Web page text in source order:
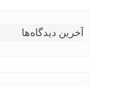
آخرین دیدگاه‌ها